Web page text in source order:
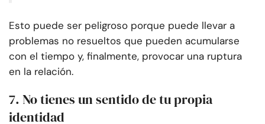
Esto puede ser peligroso porque puede llevar a
problemas no resueltos que pueden acumularse
con el tiempo y, finalmente, provocar una ruptura
en la relación.
7. No tienes un sentido de tu propia
identidad